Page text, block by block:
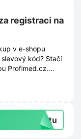
registraci na
v e-shopu
kód? Stačí
Profimed.cz.
Využijte tuto
extu